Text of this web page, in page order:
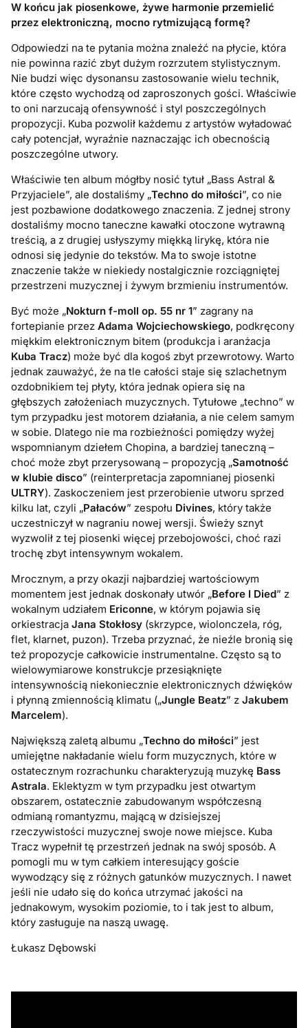
W końcu jak piosenkowe, żywe harmonie przemielić
przez elektroniczną, mocno rytmizującą formę?
Odpowiedzi na te pytania można znaleźć na płycie, która
nie powinna razić zbyt dużym rozrzutem stylistycznym.
Nie budzi więc dysonansu zastosowanie wielu technik,
które często wychodzą od zaproszonych gości. Właściwie
to oni narzucają ofensywność i styl poszczególnych
propozycji. Kuba pozwolił każdemu z artystów wyładować
cały potencjał, wyraźnie naznaczając ich obecnością
poszczególne utwory.
Właściwie ten album mógłby nosić tytuł „Bass Astral &
Przyjaciele”, ale dostaliśmy „Techno do miłości”, co nie
jest pozbawione dodatkowego znaczenia. Z jednej strony
dostaliśmy mocno taneczne kawałki otoczone wytrawną
treścią, a z drugiej usłyszymy miękką lirykę, która nie
odnosi się jedynie do tekstów. Ma to swoje istotne
znaczenie także w niekiedy nostalgicznie rozciągniętej
przestrzeni muzycznej i żywym brzmieniu instrumentów.
Być może „Nokturn f-moll op. 55 nr 1” zagrany na
fortepianie przezAdama Wojciechowskiego, podkręcony
miękkim elektronicznym bitem (produkcja i aranżacja
Kuba Tracz) może być dla kogoś zbyt przewrotowy. Warto
jednak zauważyć, że na tle całości staje się szlachetnym
ozdobnikiem tej płyty, która jednak opiera się na
głębszych założeniach muzycznych. Tytułowe „techno” w
tym przypadku jest motorem działania, a nie celem samym
w sobie. Dlatego nie ma rozbieżności pomiędzy wyżej
wspomnianym dziełem Chopina, a bardziej taneczną –
choć może zbyt przerysowaną – propozycją „Samotność
w klubie disco” (reinterpretacja zapomnianej piosenki
ULTRY). Zaskoczeniem jest przerobienie utworu sprzed
kilku lat, czyli „Pałaców” zespołu Divines, który także
uczestniczył w nagraniu nowej wersji. Świeży sznyt
wyzwolił z tej piosenki więcej przebojowości, choć razi
trochę zbyt intensywnym wokalem.
Mrocznym, a przy okazji najbardziej wartościowym
momentem jest jednak doskonały utwór „Before I Died” z
wokalnym udziałem Ericonne, w którym pojawia się
orkiestracjaJana Stokłosy (skrzypce, wiolonczela, róg,
flet, klarnet, puzon). Trzeba przyznać, że nieźle bronią się
też propozycje całkowicie instrumentalne. Często są to
wielowymiarowe konstrukcje przesiąknięte
intensywnością niekoniecznie elektronicznych dźwięków
i płynną zmiennością klimatu („Jungle Beatz” zJakubem
Marcelem).
Największą zaletą albumu „Techno do miłości” jest
umiejętne nakładanie wielu form muzycznych, które w
ostatecznym rozrachunku charakteryzują muzykę Bass
Astrala. Eklektyzm w tym przypadku jest otwartym
obszarem, ostatecznie zabudowanym współczesną
odmianą romantyzmu, mającą w dzisiejszej
rzeczywistości muzycznej swoje nowe miejsce. Kuba
Tracz wypełnił tę przestrzeń jednak na swój sposób. A
pomogli mu w tym całkiem interesujący goście
wywodzący się z różnych gatunków muzycznych. I nawet
jeśli nie udało się do końca utrzymać jakości na
jednakowym, wysokim poziomie, to i tak jest to album,
który zasługuje na naszą uwagę.
Łukasz Dębowski